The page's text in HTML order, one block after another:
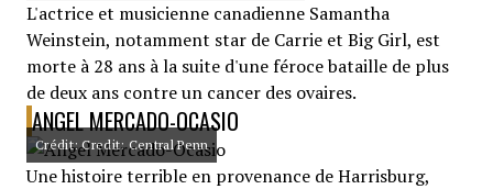
L'actrice et musicienne canadienne Samantha
Weinstein, notamment star de Carrie et Big Girl, est
morte à 28 ans à la suite d'une féroce bataille de plus
de deux ans contre un cancer des ovaires.
ANGEL MERCADO-OCASIO
Crédit: Credit: Central Penn
Une histoire terrible en provenance de Harrisburg,